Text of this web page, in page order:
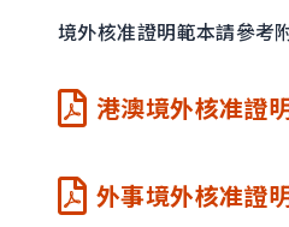
境外核准證明範本請參考
港澳境外核准證
外事境外核准證